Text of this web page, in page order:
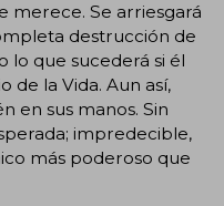
merece. Se arriesgará
destrucción de
lo que sucederá si él
de la Vida. Aun así,
en sus manos. Sin
impredecible,
más poderoso que